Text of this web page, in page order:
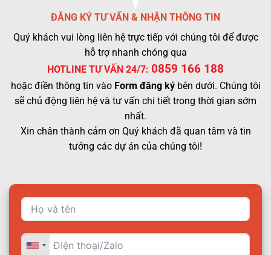
ĐĂNG KÝ TƯ VẤN & NHẬN THÔNG TIN
Quý khách vui lòng liên hệ trực tiếp với chúng tôi để được
hỗ trợ nhanh chóng qua
HOTLINE TƯ VẤN 24/7: 0859 166 188
hoặc điền thông tin vào Form đăng kýbên dưới. Chúng tôi
sẽ chủ động liên hệ và tư vấn chi tiết trong thời gian sớm
nhất.
Xin chân thành cảm ơn Quý khách đã quan tâm và tin
tưởng các dự án của chúng tôi!